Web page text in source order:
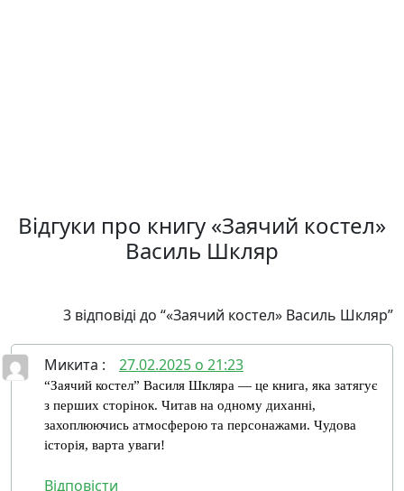
Відгуки про книгу «Заячий костел»
Василь Шкляр
3 відповіді до “«Заячий костел» Василь Шкляр”
Микита : 27.02.2025 о 21:23
“Заячий костел” Василя Шкляра — це книга, яка затягує
з перших сторінок. Читав на одному диханні,
захоплюючись атмосферою та персонажами. Чудова
історія, варта уваги!
Відповісти